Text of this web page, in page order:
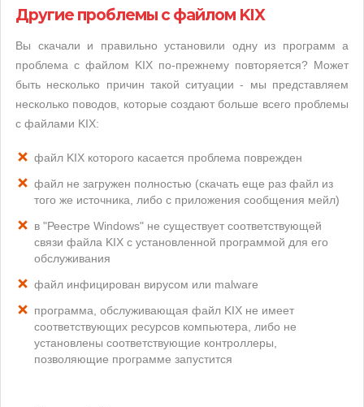
Другие проблемы с файлом KIX
Вы скачали и правильно установили одну из программ а
проблема с файлом KIX по-прежнему повторяется? Может
быть несколько причин такой ситуации - мы представляем
несколько поводов, которые создают больше всего проблемы
с файлами KIX:
файл KIX которого касается проблема поврежден
файл не загружен полностью (скачать еще раз файл из
того же источника, либо с приложения сообщения мейл)
в "Реестре Windows" не существует соответствующей
связи файла KIX с установленной программой для его
обслуживания
файл инфицирован вирусом или malware
программа, обслуживающая файл KIX не имеет
соответствующих ресурсов компьютера, либо не
установлены соответствующие контроллеры,
позволяющие программе запустится